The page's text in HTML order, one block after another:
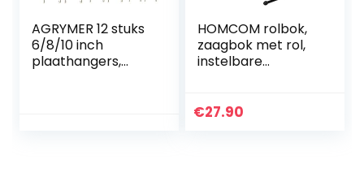
AGRYMER 12 stuks
6/8/10 inch
plaathangers,
HOMCOM rolbok,
zaagbok met rol,
instelbare
materiaalsteun,
€27.90